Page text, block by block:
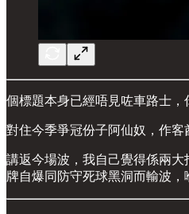
個標題本身已經唔見咗車路士
對住今季爭冠份子阿仙奴，作
講返今場波，我自己覺得係兩
牌自爆同防守死球黑洞而輸波，